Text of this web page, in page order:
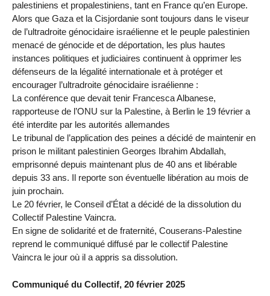
palestiniens et propalestiniens, tant en France qu’en Europe.
Alors que Gaza et la Cisjordanie sont toujours dans le viseur
de l’ultradroite génocidaire israélienne et le peuple palestinien
menacé de génocide et de déportation, les plus hautes
instances politiques et judiciaires continuent à opprimer les
défenseurs de la légalité internationale et à protéger et
encourager l’ultradroite génocidaire israélienne :
La conférence que devait tenir Francesca Albanese,
rapporteuse de l’ONU sur la Palestine, à Berlin le 19 février a
été interdite par les autorités allemandes
Le tribunal de l’application des peines a décidé de maintenir en
prison le militant palestinien Georges Ibrahim Abdallah,
emprisonné depuis maintenant plus de 40 ans et libérable
depuis 33 ans. Il reporte son éventuelle libération au mois de
juin prochain.
Le 20 février, le Conseil d’État a décidé de la dissolution du
Collectif Palestine Vaincra.
En signe de solidarité et de fraternité, Couserans-Palestine
reprend le communiqué diffusé par le collectif Palestine
Vaincra le jour où il a appris sa dissolution.
Communiqué du Collectif, 20 février 2025